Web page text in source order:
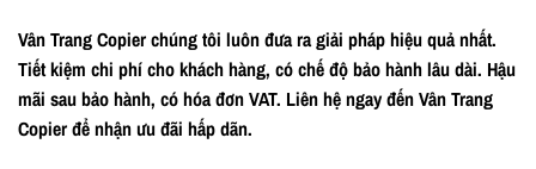
Vân Trang Copier chúng tôi luôn đưa ra giải pháp hiệu quả nhất.
Tiết kiệm chi phí cho khách hàng, có chế độ bảo hành lâu dài. Hậu
mãi sau bảo hành, có hóa đơn VAT. Liên hệ ngay đến Vân Trang
Copier để nhận ưu đãi hấp dãn.